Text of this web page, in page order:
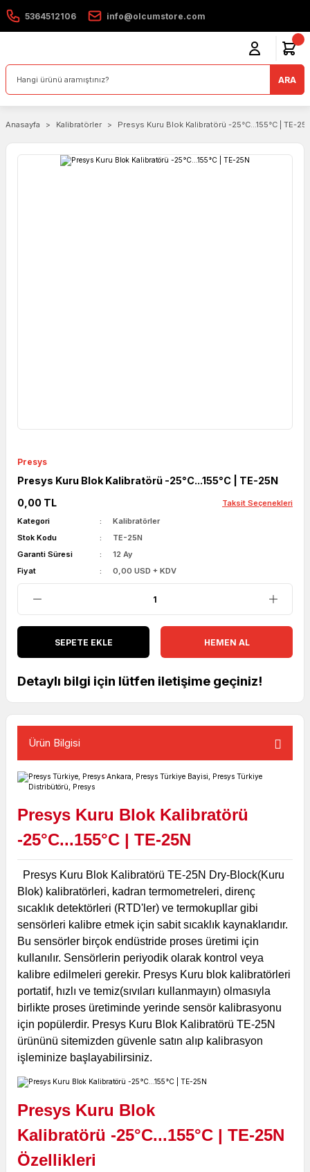
5364512106 info@olcumstore.com
ARA
Anasayfa Kalibratörler Presys Kuru Blok Kalibratörü -25°C...155°C | TE-
Presys
Presys Kuru Blok Kalibratörü -25°C...155°C | TE-25N
0,00 TL
Taksit Seçenekleri
Kategori
Kalibratörler
Stok Kodu
TE-25N
Garanti Süresi
12 Ay
Fiyat
0,00 USD + KDV
SEPETE EKLE HEMEN AL
Detaylı bilgi için lütfen iletişime geçiniz!
Ürün Bilgisi
Presys Kuru Blok Kalibratörü
-25°C...155°C | TE-25N
Presys Kuru Blok Kalibratörü TE-25N Dry-Block(Kuru
Blok) kalibratörleri, kadran termometreleri, direnç
sıcaklık detektörleri (RTD'ler) ve termokupllar gibi
sensörleri kalibre etmek için sabit sıcaklık kaynaklarıdır.
Bu sensörler birçok endüstride proses üretimi için
kullanılır. Sensörlerin periyodik olarak kontrol veya
kalibre edilmeleri gerekir. Presys Kuru blok kalibratörleri
portatif, hızlı ve temiz(sıvıları kullanmayın) olmasıyla
birlikte proses üretiminde yerinde sensör kalibrasyonu
için popülerdir. Presys Kuru Blok Kalibratörü TE-25N
ürününü sitemizden güvenle satın alıp kalibrasyon
işleminize başlayabilirsiniz.
Presys Kuru Blok
Kalibratörü -25°C...155°C | TE-25N
Özellikleri